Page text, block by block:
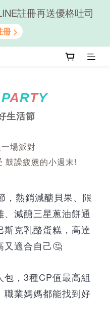
$899
註冊再送優格吐司
PARTY
生活節
場派對
鼓譟疲憊的小週末!
，熱銷減醣貝果、限
減醣三星蔥油餅通
克乳酪蛋糕，高達
又適合自己🤔
包，3種CP值最高組
業媽媽都能找到好